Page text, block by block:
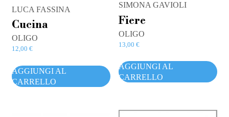
LUCA FASSINA
Cucina
OLIGO
12,00 €
AGGIUNGI AL
CARRELLO
SIMONA GAVIOLI
Fiere
OLIGO
13,00€
AGGIUNGI AL
CARRELLO